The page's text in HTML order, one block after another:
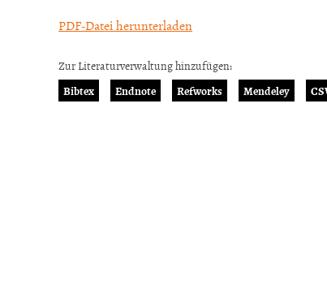
PDF-Datei herunterladen
Zur Literaturverwaltung hinzufügen:
Bibtex
Endnote Refworks Mendeley